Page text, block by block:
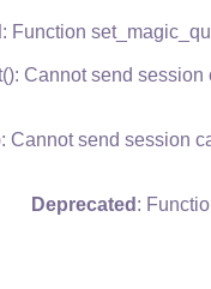
: Function
Cannot send
Cannot send session
Deprecated :